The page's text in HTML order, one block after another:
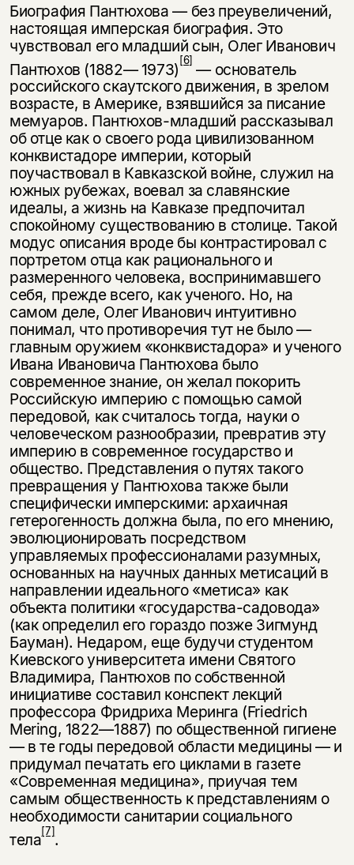
Биография Пантюхова — без преувеличений,
настоящая имперская био­графия. Это
чувствовал его младший сын, Олег Иванович
Пантюхов (1882— 1973) [6] — основатель
российского скаутского движения, в зрелом
возрасте, в Америке, взявшийся за писание
мемуаров. Пантюхов-младший рассказы­вал
об отце как о своего рода цивилизованном
конквистадоре империи, ко­торый
поучаствовал в Кавказской войне, служил на
южных рубежах, вое­вал за славянские
идеалы, а жизнь на Кавказе предпочитал
спокойному существованию в столице. Такой
модус описания вроде бы контрастировал с
портретом отца как рационального и
размеренного человека, восприни­мавшего
себя, прежде всего, как ученого. Но, на
самом деле, Олег Иванович интуитивно
понимал, что противоречия тут не было —
главным оружием «конквистадора» и ученого
Ивана Ивановича Пантюхова было
современное знание, он желал покорить
Российскую империю с помощью самой
передо­вой, как считалось тогда, науки о
человеческом разнообразии, превратив эту
империю в современное государство и
общество. Представления о путях такого
превращения у Пантюхова также были
специфически имперскими: архаичная
гетерогенность должна была, по его мнению,
эволюционировать посредством
управляемых профессионалами разумных,
основанных на на­учных данных метисаций в
направлении идеального «метиса» как
объекта политики «государства-садовода»
(как определил его гораздо позже Зигмунд
Бауман). Недаром, еще будучи студентом
Киевского университета имени Святого
Владимира, Пантюхов по собственной
инициативе составил кон­спект лекций
профессора Фридриха Меринга (Friedrich
Mering, 1822—1887) по общественной гигиене
— в те годы передовой области медицины — и
при­думал печатать его циклами в газете
«Современная медицина», приучая тем
самым общественность к представлениям о
необходимости санитарии социального
тела[7].